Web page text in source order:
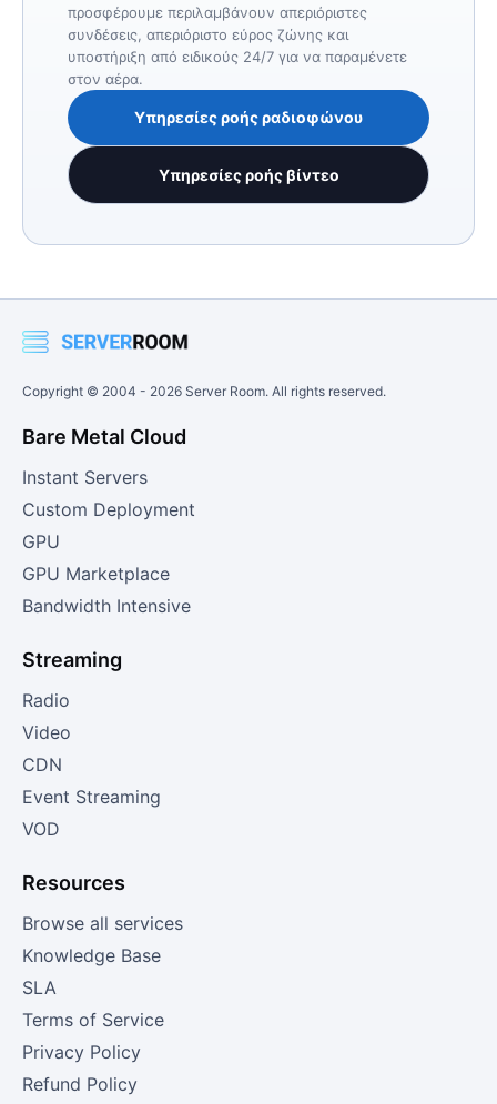
προσφέρουμε περιλαμβάνουν απεριόριστες
συνδέσεις, απεριόριστο εύρος ζώνης και
υποστήριξη από ειδικούς 24/7 για να παραμένετε
στον αέρα.
Υπηρεσίες ροής ραδιοφώνου
Υπηρεσίες ροής βίντεο
Copyright © 2004 - 2026 Server Room. All rights reserved.
Bare Metal Cloud
Instant Servers
Custom Deployment
GPU
GPU Marketplace
Bandwidth Intensive
Streaming
Radio
Video
CDN
Event Streaming
VOD
Resources
Browse all services
Knowledge Base
SLA
Terms of Service
Privacy Policy
Refund Policy